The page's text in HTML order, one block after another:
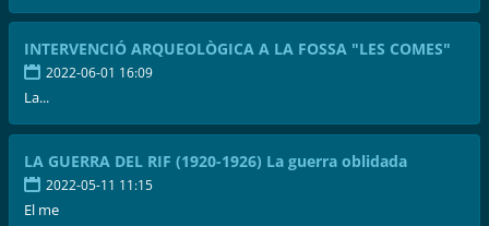
INTERVENCIÓ ARQUEOLÒGICA A LA FOSSA "LES COMES"
2022-06-01 16:09
La...
LA GUERRA DEL RIF (1920-1926) La guerra oblidada
2022-05-11 11:15
El me